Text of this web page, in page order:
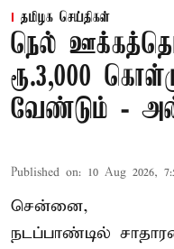
தமிழக செய்திகள்
நெல்
ரூ.3,000
வேண்டும் -
Published on: 10 Aug 2026,
சென்னை,
நடப்பாண்டில்